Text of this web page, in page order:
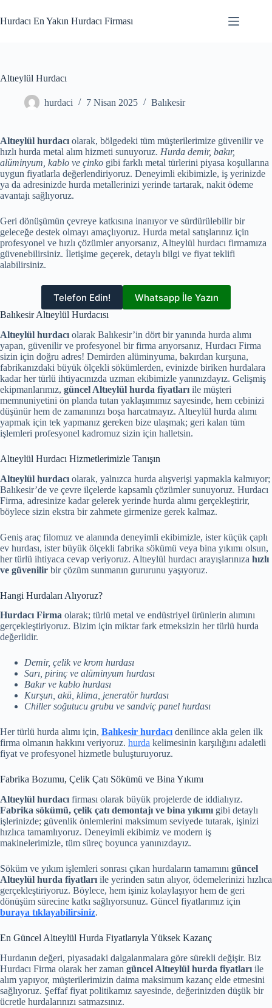
to
content
Hurdacı En Yakın Hurdacı Firması
Altıeylül Hurdacı
hurdaci 7 Nisan 2025 Balıkesir
Altıeylül hurdacı olarak, bölgedeki tüm müşterilerimize güvenilir ve
hızlı hurda metal alım hizmeti sunuyoruz. Hurda demir, bakır,
alüminyum, kablo ve çinko gibi farklı metal türlerini piyasa koşullarına
uygun fiyatlarla değerlendiriyoruz. Deneyimli ekibimizle, iş yerinizde
ya da adresinizde hurda metallerinizi yerinde tartarak, nakit ödeme
avantajı sağlıyoruz.
Geri dönüşümün çevreye katkısına inanıyor ve sürdürülebilir bir
geleceğe destek olmayı amaçlıyoruz. Hurda metal satışlarınız için
profesyonel ve hızlı çözümler arıyorsanız, Altıeylül hurdacı firmamıza
güvenebilirsiniz. İletişime geçerek, detaylı bilgi ve fiyat teklifi
alabilirsiniz.
Telefon Edin! Whatsapp İle Yazın
Balıkesir Altıeylül Hurdacısı
Altıeylül hurdacı olarak Balıkesir’in dört bir yanında hurda alımı
yapan, güvenilir ve profesyonel bir firma arıyorsanız, Hurdacı Firma
sizin için doğru adres! Demirden alüminyuma, bakırdan kurşuna,
fabrikanızdaki büyük ölçekli sökümlerden, evinizde biriken hurdalara
kadar her türlü ihtiyacınızda uzman ekibimizle yanınızdayız. Gelişmiş
ekipmanlarımız, güncel Altıeylül hurda fiyatları ile müşteri
memnuniyetini ön planda tutan yaklaşımımız sayesinde, hem cebinizi
düşünür hem de zamanınızı boşa harcatmayız. Altıeylül hurda alımı
yapmak için tek yapmanız gereken bize ulaşmak; geri kalan tüm
işlemleri profesyonel kadromuz sizin için halletsin.
Altıeylül Hurdacı Hizmetlerimizle Tanışın
Altıeylül hurdacı olarak, yalnızca hurda alışverişi yapmakla kalmıyor;
Balıkesir’de ve çevre ilçelerde kapsamlı çözümler sunuyoruz. Hurdacı
Firma, adresinize kadar gelerek yerinde hurda alımı gerçekleştirir,
böylece sizin ekstra bir zahmete girmenize gerek kalmaz.
Geniş araç filomuz ve alanında deneyimli ekibimizle, ister küçük çaplı
ev hurdası, ister büyük ölçekli fabrika sökümü veya bina yıkımı olsun,
her türlü ihtiyaca cevap veriyoruz. Altıeylül hurdacı arayışlarınıza hızlı
ve güvenilir bir çözüm sunmanın gururunu yaşıyoruz.
Hangi Hurdaları Alıyoruz?
Hurdacı Firma olarak; türlü metal ve endüstriyel ürünlerin alımını
gerçekleştiriyoruz. Bizim için miktar fark etmeksizin her türlü hurda
değerlidir.
Demir, çelik ve krom hurdası
Sarı, pirinç ve alüminyum hurdası
Bakır ve kablo hurdası
Kurşun, akü, klima, jeneratör hurdası
Chiller soğutucu grubu ve sandviç panel hurdası
Her türlü hurda alımı için, Balıkesir hurdacı denilince akla gelen ilk
firma olmanın hakkını veriyoruz. hurda kelimesinin karşılığını adaletli
fiyat ve profesyonel hizmetle buluşturuyoruz.
Fabrika Bozumu, Çelik Çatı Sökümü ve Bina Yıkımı
Altıeylül hurdacı firması olarak büyük projelerde de iddialıyız.
Fabrika sökümü, çelik çatı demontajı ve bina yıkımı gibi detaylı
işlerinizde; güvenlik önlemlerini maksimum seviyede tutarak, işinizi
hızlıca tamamlıyoruz. Deneyimli ekibimiz ve modern iş
makinelerimizle, tüm süreç boyunca yanınızdayız.
Söküm ve yıkım işlemleri sonrası çıkan hurdaların tamamını güncel
Altıeylül hurda fiyatları ile yerinden satın alıyor, ödemelerinizi hızlıca
gerçekleştiriyoruz. Böylece, hem işiniz kolaylaşıyor hem de geri
dönüşüm sürecine katkı sağlıyorsunuz. Güncel fiyatlarımız için
buraya tıklayabilirsiniz.
En Güncel Altıeylül Hurda Fiyatlarıyla Yüksek Kazanç
Hurdanın değeri, piyasadaki dalgalanmalara göre sürekli değişir. Biz
Hurdacı Firma olarak her zaman güncel Altıeylül hurda fiyatları ile
alım yapıyor, müşterilerimizin daima maksimum kazanç elde etmesini
sağlıyoruz. Şeffaf fiyat politikamız sayesinde, değerinizden düşük bir
ücretle hurdalarınızı satmazsınız.